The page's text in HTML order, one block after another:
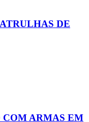
DE
COM ARMAS EM